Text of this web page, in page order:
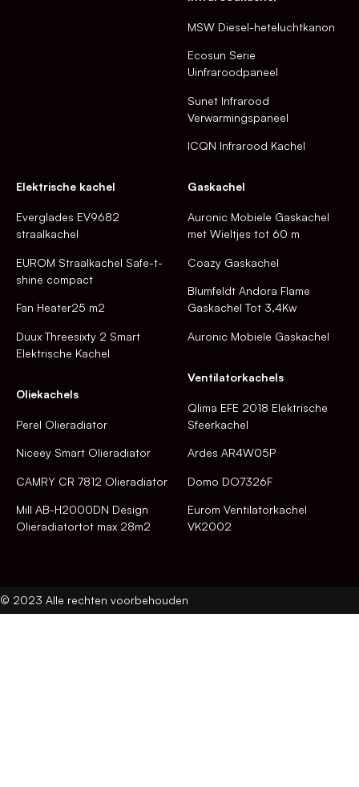
MSW Diesel-heteluchtkanon
Ecosun Serie
Uinfraroodpaneel
Sunet Infrarood
Verwarmingspaneel
ICQN Infrarood Kachel
Elektrische kachel
Everglades EV9682
straalkachel
EUROM Straalkachel Safe-t-
shine compact
Fan Heater25 m2
Duux Threesixty 2 Smart
Elektrische Kachel
Oliekachels
Perel Olieradiator
Niceey Smart Olieradiator
CAMRY CR 7812 Olieradiator
Mill AB-H2000DN Design
Olieradiatortot max 28m2
Gaskachel
Auronic Mobiele Gaskachel
met Wieltjes tot 60 m
Coazy Gaskachel
Blumfeldt Andora Flame
Gaskachel Tot 3,4Kw
Auronic Mobiele Gaskachel
Ventilatorkachels
Qlima EFE 2018 Elektrische
Sfeerkachel
Ardes AR4W05P
Domo DO7326F
Eurom Ventilatorkachel
VK2002
© 2023 Alle rechten voorbehouden